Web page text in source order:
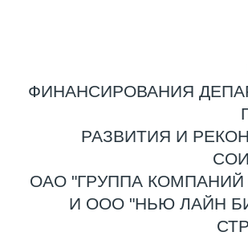
ФИНАНСИРОВАНИЯ
РАЗВИТИЯ И
ОАО "ГРУППА КОМПАНИЙ
И ООО "НЬЮ ЛАЙН